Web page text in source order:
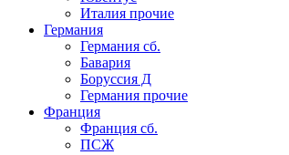
Италия прочие
Германия
Германия сб.
Бавария
Боруссия Д
Германия прочие
Франция
Франция сб.
ПСЖ